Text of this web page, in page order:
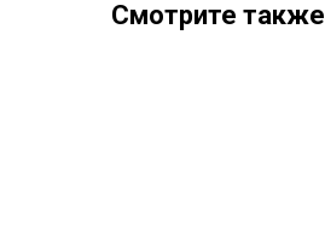
Смотрите также